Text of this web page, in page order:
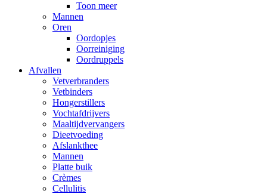
Toon meer
Mannen
Oren
Oordopjes
Oorreiniging
Oordruppels
Afvallen
Vetverbranders
Vetbinders
Hongerstillers
Vochtafdrijvers
Maaltijdvervangers
Dieetvoeding
Afslankthee
Mannen
Platte buik
Crèmes
Cellulitis